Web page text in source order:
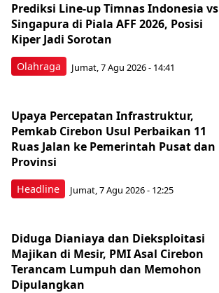
Olahraga
Prediksi Line-up Timnas Indonesia vs
Singapura di Piala AFF 2026, Posisi
Kiper Jadi Sorotan
Jumat, 7 Agu 2026 - 14:41
Headline
Upaya Percepatan Infrastruktur,
Pemkab Cirebon Usul Perbaikan 11
Ruas Jalan ke Pemerintah Pusat dan
Provinsi
Jumat, 7 Agu 2026 - 12:25
Diduga Dianiaya dan Dieksploitasi
Majikan di Mesir, PMI Asal Cirebon
Terancam Lumpuh dan Memohon
Dipulangkan